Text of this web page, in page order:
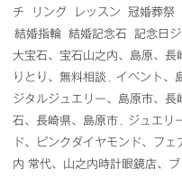
チ
リング レッスン 冠婚葬祭
結婚指輪
結婚記念石 記念日
大宝石、宝石山之内、島原、長
りとり、無料相談
イベント、
ジタルジュエリー、島原市、長
石、長崎県、島原市
ジュエリ
ド、ピンクダイヤモンド、フ
内 常代、山之内時計眼鏡店、